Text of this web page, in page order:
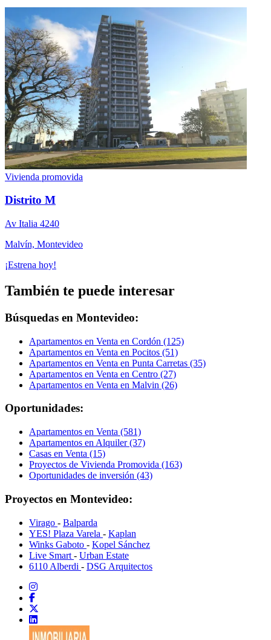
Vivienda promovida
Distrito M
Av Italia 4240
Malvín, Montevideo
¡Estrena hoy!
También te puede interesar
Búsquedas en Montevideo:
Apartamentos en Venta en Cordón (125)
Apartamentos en Venta en Pocitos (51)
Apartamentos en Venta en Punta Carretas (35)
Apartamentos en Venta en Centro (27)
Apartamentos en Venta en Malvin (26)
Oportunidades:
Apartamentos en Venta (581)
Apartamentos en Alquiler (37)
Casas en Venta (15)
Proyectos de Vivienda Promovida (163)
Oportunidades de inversión (43)
Proyectos en Montevideo:
Virago - Balparda
YES! Plaza Varela - Kaplan
Winks Gaboto - Kopel Sánchez
Live Smart - Urban Estate
6110 Alberdi - DSG Arquitectos